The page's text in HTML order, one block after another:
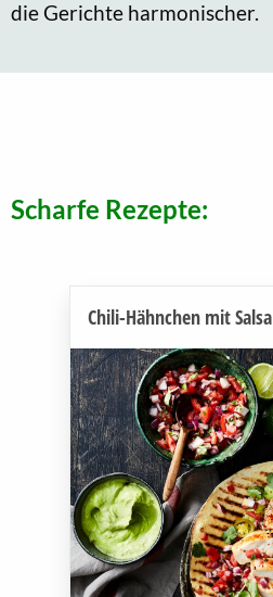
die Gerichte harmonischer.
Scharfe Rezepte:
Chili-Hähnchen mit Salsa